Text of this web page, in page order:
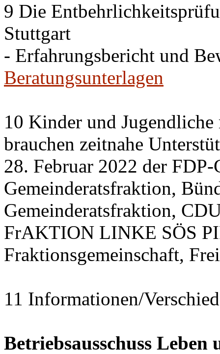
9 Die
Stuttgart
- Erfahrungsbericht und
Beratungsunterlagen
10 Kinder und
brauchen zeitnahe
28. Februar 2022 der
Gemeinderatsfraktion,
Gemeinderatsfraktion,
FrAKTION LINKE SÖS
Fraktionsgemeinschaft,
11 Informationen/
Betriebsausschuss Leben